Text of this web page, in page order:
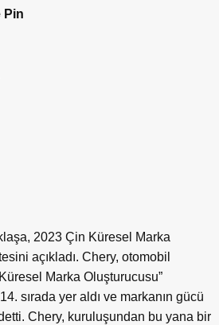
Pin
2023 Çin Küresel Marka
açıkladı. Chery, otomobil
Marka Oluşturucusu”
sırada yer aldı ve markanın gücü
Chery, kuruluşundan bu yana bir